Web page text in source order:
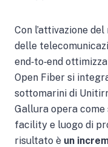
Con l’attivazione
delle
end‐to‐end
Open Fiber si
sottomarini di
Gallura opera come
facility e luogo di
risultato è un